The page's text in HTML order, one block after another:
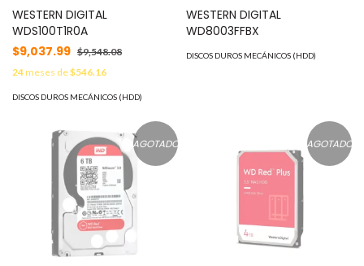
WESTERN DIGITAL
WDS100T1R0A
$9,037.99 $9,548.08
24meses de$546.16
DISCOS DUROS MECÁNICOS (HDD)
WESTERN DIGITAL
WD8003FFBX
DISCOS DUROS MECÁNICOS (HDD)
AGOTADO AGOTADO